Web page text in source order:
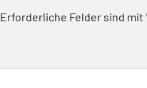
Erforderliche Felder sind mit